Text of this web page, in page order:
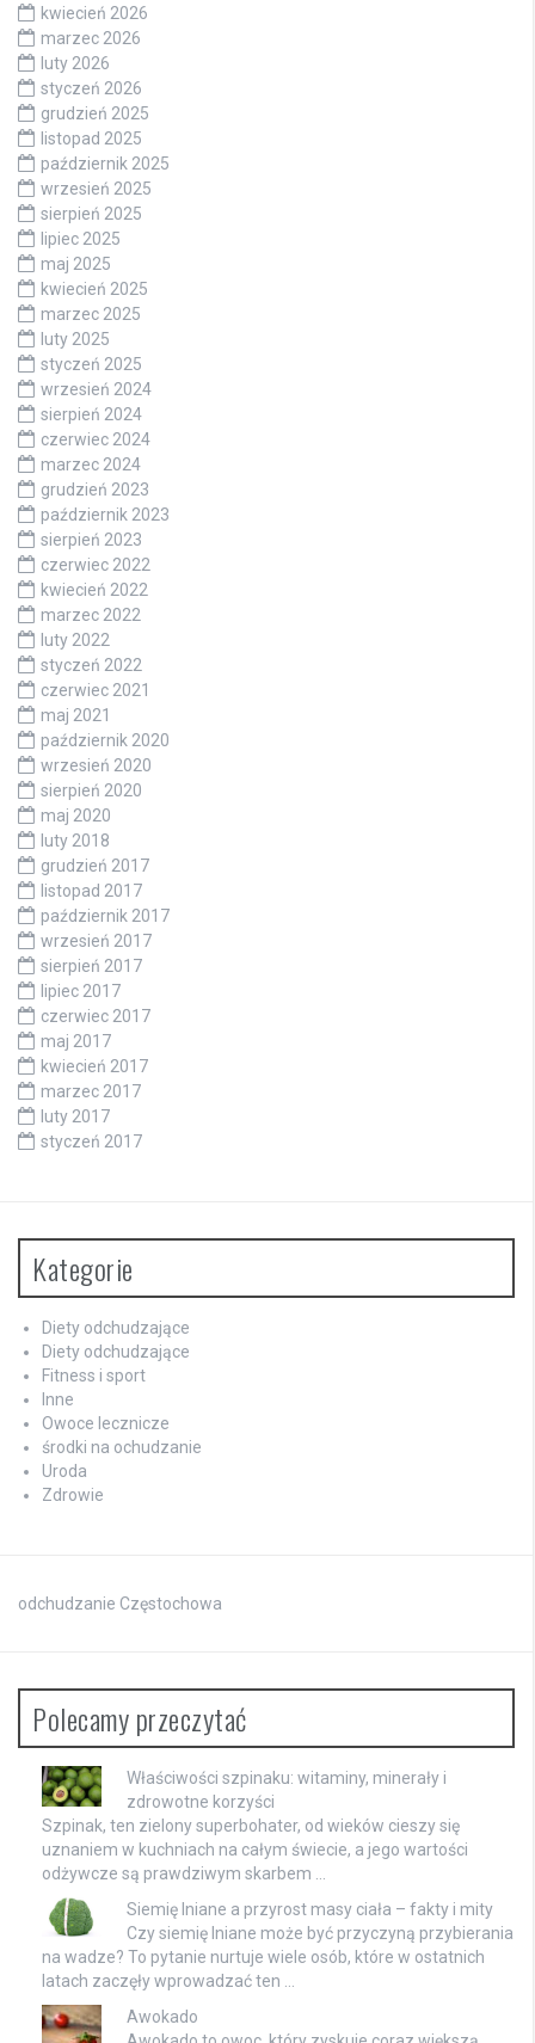
kwiecień 2026
marzec 2026
luty 2026
styczeń 2026
grudzień 2025
listopad 2025
październik 2025
wrzesień 2025
sierpień 2025
lipiec 2025
maj 2025
kwiecień 2025
marzec 2025
luty 2025
styczeń 2025
wrzesień 2024
sierpień 2024
czerwiec 2024
marzec 2024
grudzień 2023
październik 2023
sierpień 2023
czerwiec 2022
kwiecień 2022
marzec 2022
luty 2022
styczeń 2022
czerwiec 2021
maj 2021
październik 2020
wrzesień 2020
sierpień 2020
maj 2020
luty 2018
grudzień 2017
listopad 2017
październik 2017
wrzesień 2017
sierpień 2017
lipiec 2017
czerwiec 2017
maj 2017
kwiecień 2017
marzec 2017
luty 2017
styczeń 2017
Kategorie
Diety odchudzające
Diety odchudzające
Fitness i sport
Inne
Owoce lecznicze
środki na ochudzanie
Uroda
Zdrowie
odchudzanie Częstochowa
Polecamy przeczytać
Właściwości szpinaku: witaminy, minerały i
zdrowotne korzyści
Szpinak, ten zielony superbohater, od wieków cieszy się
uznaniem w kuchniach na całym świecie, a jego wartości
odżywcze są prawdziwym skarbem …
Siemię lniane a przyrost masy ciała – fakty i mity
Czy siemię lniane może być przyczyną przybierania
na wadze? To pytanie nurtuje wiele osób, które w ostatnich
latach zaczęły wprowadzać ten …
Awokado